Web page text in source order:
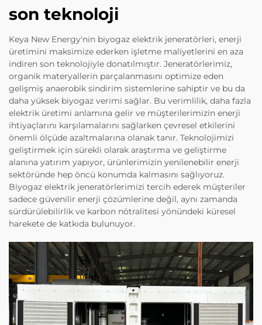
son teknoloji
Keya New Energy'nin biyogaz elektrik jeneratörleri, enerji
üretimini maksimize ederken işletme maliyetlerini en aza
indiren son teknolojiyle donatılmıştır. Jeneratörlerimiz,
organik materyallerin parçalanmasını optimize eden
gelişmiş anaerobik sindirim sistemlerine sahiptir ve bu da
daha yüksek biyogaz verimi sağlar. Bu verimlilik, daha fazla
elektrik üretimi anlamına gelir ve müşterilerimizin enerji
ihtiyaçlarını karşılamalarını sağlarken çevresel etkilerini
önemli ölçüde azaltmalarına olanak tanır. Teknolojimizi
geliştirmek için sürekli olarak araştırma ve geliştirme
alanına yatırım yapıyor, ürünlerimizin yenilenebilir enerji
sektöründe hep öncü konumda kalmasını sağlıyoruz.
Biyogaz elektrik jeneratörlerimizi tercih ederek müşteriler
sadece güvenilir enerji çözümlerine değil, aynı zamanda
sürdürülebilirlik ve karbon nötralitesi yönündeki küresel
harekete de katkıda bulunuyor.